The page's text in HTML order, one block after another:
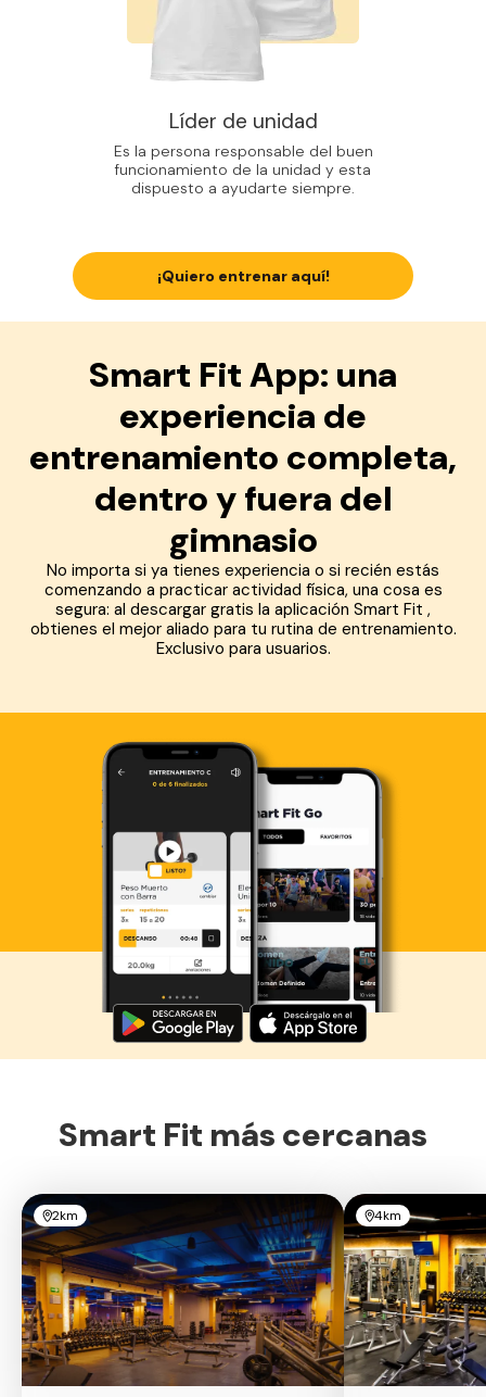
Líder de unidad
Es la persona responsable del buen
funcionamiento de la unidad y esta
dispuesto a ayudarte siempre.
¡Quiero entrenar aquí!
Smart Fit App: una
experiencia de
entrenamiento completa,
dentro y fuera del
gimnasio
No importa si ya tienes experiencia o si recién estás
comenzando a practicar actividad física, una cosa es
segura: al descargar gratis la aplicación Smart Fit ,
obtienes el mejor aliado para tu rutina de entrenamiento.
Exclusivo para usuarios.
Descarga ahora lo Smart Fit App
Smart Fit más cercanas
2km 4km